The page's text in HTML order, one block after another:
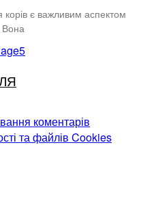
є важливим аспектом
Вона
5
коментарів
та файлів Cookies